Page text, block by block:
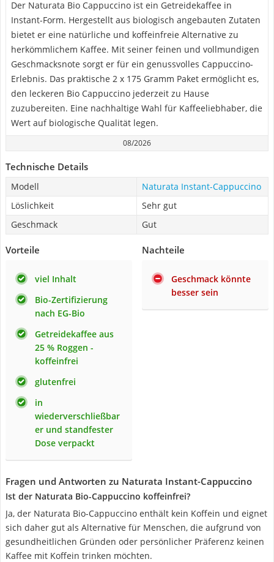
Der Naturata Bio Cappuccino ist ein Getreidekaffee in
Instant-Form. Hergestellt aus biologisch angebauten Zutaten
bietet er eine natürliche und koffeinfreie Alternative zu
herkömmlichem Kaffee. Mit seiner feinen und vollmundigen
Geschmacksnote sorgt er für ein genussvolles Cappuccino-
Erlebnis. Das praktische 2 x 175 Gramm Paket ermöglicht es,
den leckeren Bio Cappuccino jederzeit zu Hause
zuzubereiten. Eine nachhaltige Wahl für Kaffeeliebhaber, die
Wert auf biologische Qualität legen.
08/2026
Technische Details
Modell
Naturata Instant-Cappuccino
Löslichkeit
Sehr gut
Geschmack
Gut
Vorteile
viel Inhalt
Bio-Zertifizierung
nach EG-Bio
Getreidekaffee aus
25 % Roggen -
koffeinfrei
glutenfrei
in
wiederverschließbar
er und standfester
Dose verpackt
Nachteile
Geschmack könnte
besser sein
Fragen und Antworten zu Naturata Instant-Cappuccino
Ist der Naturata Bio-Cappuccino koffeinfrei?
Ja, der Naturata Bio-Cappuccino enthält kein Koffein und eignet
sich daher gut als Alternative für Menschen, die aufgrund von
gesundheitlichen Gründen oder persönlicher Präferenz keinen
Kaffee mit Koffein trinken möchten.